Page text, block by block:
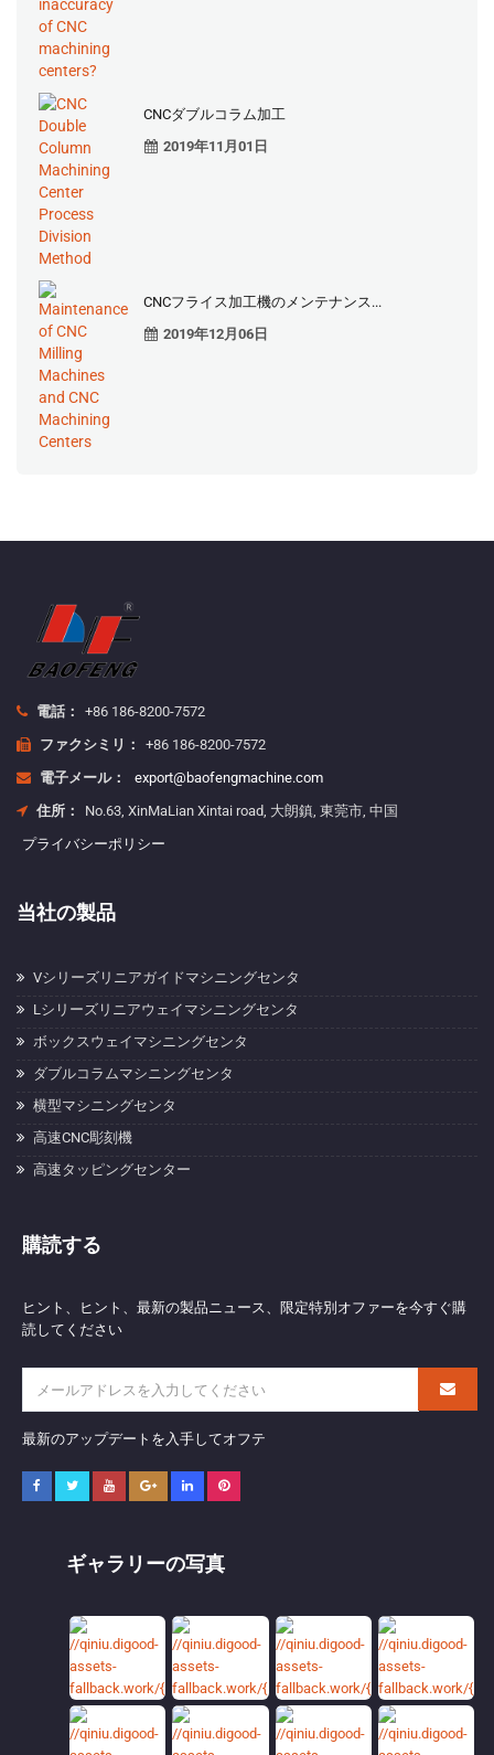
CNCダブルコラム加工
2019年11月01日
CNCフライス加工機のメンテナンス...
2019年12月06日
電話：
+86 186-8200-7572
ファクシミリ：
+86 186-8200-7572
電子メール：
export@baofengmachine.com
住所：
No.63, XinMaLian Xintai road, 大朗鎮, 東莞市, 中国
プライバシーポリシー
当社の製品
Vシリーズリニアガイドマシニングセンタ
Lシリーズリニアウェイマシニングセンタ
ボックスウェイマシニングセンタ
ダブルコラムマシニングセンタ
横型マシニングセンタ
高速CNC彫刻機
高速タッピングセンター
購読する
ヒント、ヒント、最新の製品ニュース、限定特別オファーを今すぐ購
読してください
最新のアップデートを入手してオフテ
ギャラリーの写真